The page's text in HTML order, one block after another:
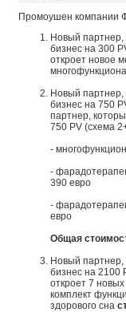
Промоушен компании
Новый партнер,
бизнес на 300
откроет новое
Новый партнер,
бизнес на 750
партнер,
750 PV (схема
-
-
390 евро
-
евро
Общая
Новый партнер,
бизнес на 2100
откроет 7
комплект
здорового сна